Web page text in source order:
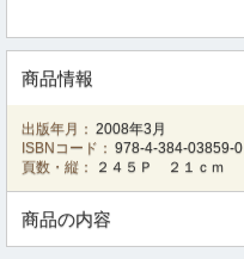
商品情報
出版年月： 2008年3月
ISBNコード： 978-4-384-03859-0
頁数・縦：
２４５Ｐ ２１ｃｍ
商品の内容